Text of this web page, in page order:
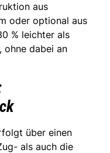
aus
oder optional aus
% leichter als
ohne dabei an
über einen
als auch die